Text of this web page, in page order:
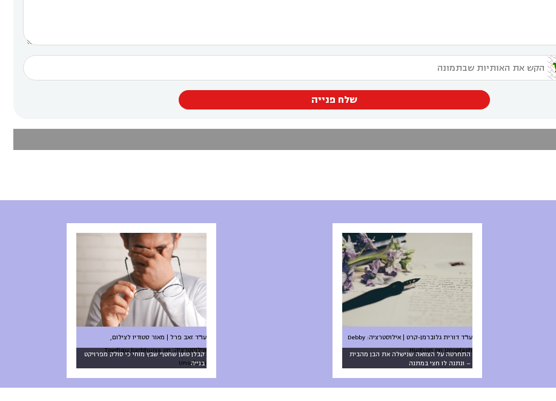
שלח פנייה
התחרטה על הצוואה שנישלה את הבן מהבית
– ונתנה לו חצי במתנה
עו"ד דורית גלוברמן-קרט | אילוסטרציה: Debby
Hudson on Unsplash
קבלן טוען שחטף שבץ מוחי כי סולק מפרויקט
בנייה
עו"ד זאב פרל | מאור סטודיו לצילום,
אילוסטרציה: Towfiqu barbhuiya on
Unsplash